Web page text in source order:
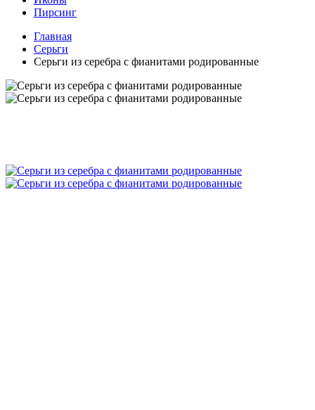
Пирсинг
Главная
Серьги
Серьги из серебра с фианитами родированные